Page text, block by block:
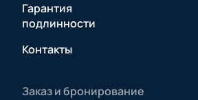
Гарантия
подлинности
Контакты
Заказ и бронирование